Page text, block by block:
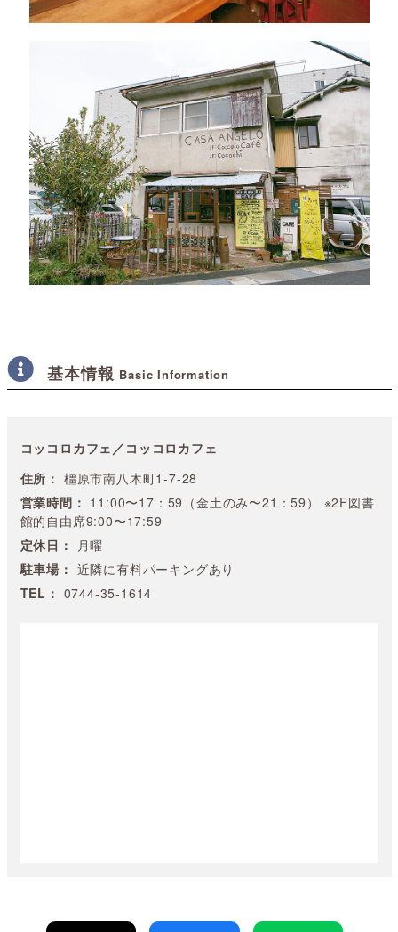
基本情報 Basic Information
コッコロカフェ／コッコロカフェ
住所： 橿原市南八木町1-7-28
営業時間： 11:00〜17：59（金土のみ〜21：59） ※2F図書
館的自由席9:00〜17:59
定休日：
月曜
駐車場： 近隣に有料パーキングあり
TEL： 0744-35-1614